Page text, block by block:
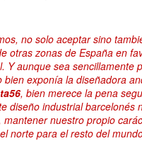
no solo aceptar sino
otras zonas de España en
Y aunque sea sencillamente
bien exponía la diseñadora
, bien merece la pena
diseño industrial barcelonés
nuestro propio
norte para el resto del